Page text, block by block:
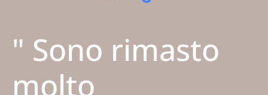
" Sono rimasto
molto